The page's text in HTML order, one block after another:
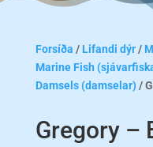
Forsíða / Lifandi dýr/
Marine Fish
Damsels (damselar) /
Gregory –